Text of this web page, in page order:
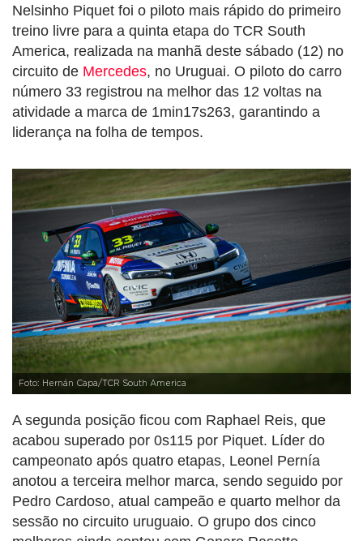
Nelsinho Piquet foi o piloto mais rápido do primeiro
treino livre para a quinta etapa do TCR South
America, realizada na manhã deste sábado (12) no
circuito de Mercedes, no Uruguai. O piloto do carro
número 33 registrou na melhor das 12 voltas na
atividade a marca de 1min17s263, garantindo a
liderança na folha de tempos.
Foto: Hernán Capa/TCR South America
A segunda posição ficou com Raphael Reis, que
acabou superado por 0s115 por Piquet. Líder do
campeonato após quatro etapas, Leonel Pernía
anotou a terceira melhor marca, sendo seguido por
Pedro Cardoso, atual campeão e quarto melhor da
sessão no circuito uruguaio. O grupo dos cinco